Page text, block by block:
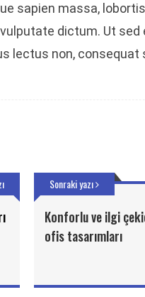
sapien massa,
dictum. Ut
lectus non, consequat
Konforlu ve ilgi
ofis tasarımları
Sonraki yazı